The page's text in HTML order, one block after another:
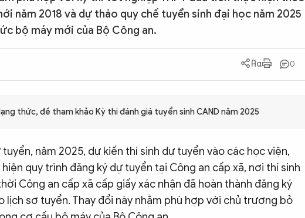
năm 2018 và dự thảo quy chế tuyển sinh đại học năm 2025
bộ máy mới của Bộ Công an.
0
thức, đề tham khảo Kỳ thi đánh giá tuyển sinh CAND năm 2025
năm 2025, dự kiến thí sinh dự tuyển vào các học viện,
quy trình đăng ký dự tuyển tại Công an cấp xã, nơi thí sinh
Công an cấp xã cấp giấy xác nhận đã hoàn thành đăng ký
lịch sơ tuyển. Thay đổi này nhằm phù hợp với chủ trương bỏ